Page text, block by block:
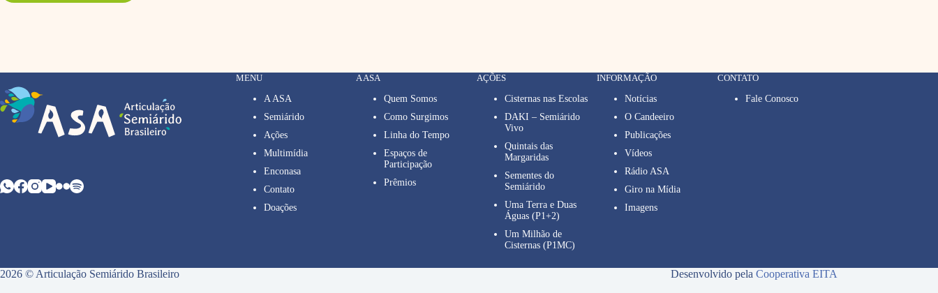
MENU
A ASA
Semiárido
Ações
Multimídia
Enconasa
Contato
Doações
A ASA
Quem Somos
Como Surgimos
Linha do Tempo
Espaços de
Participação
Prêmios
AÇÕES
Cisternas nas Escolas
DAKI – Semiárido
Vivo
Quintais das
Margaridas
Sementes do
Semiárido
Uma Terra e Duas
Águas (P1+2)
Um Milhão de
Cisternas (P1MC)
INFORMAÇÃO
Notícias
O Candeeiro
Publicações
Vídeos
Rádio ASA
Giro na Mídia
Imagens
CONTATO
Fale Conosco
2026 © Articulação Semiárido Brasileiro Desenvolvido pela Cooperativa EITA